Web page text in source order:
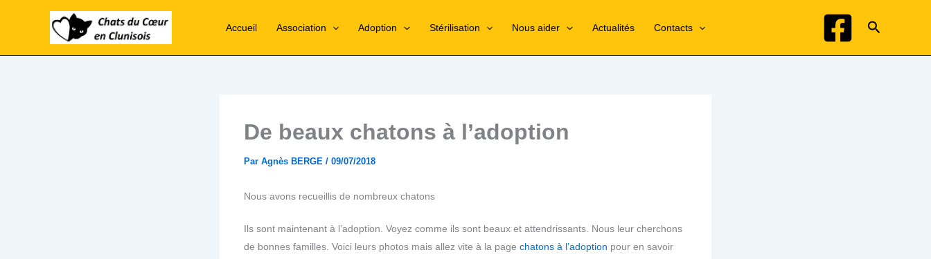
Accueil Association Adoption Stérilisation Nous aider Actualités Contacts
De beaux chatons à l’adoption
Par Agnès BERGE / 09/07/2018
Nous avons recueillis de nombreux chatons
Ils sont maintenant à l’adoption. Voyez comme ils sont beaux et attendrissants. Nous leur cherchons
de bonnes familles. Voici leurs photos mais allez vite à la page chatons à l’adoption pour en savoir